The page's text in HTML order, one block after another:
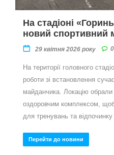
На стадіоні
новий спортивний
29 квітня 2026 року 0
На території головного
роботи зі встановлення
майданчика. Локацію обрали
оздоровчим комплексом,
для тренувань та
Перейти до новини